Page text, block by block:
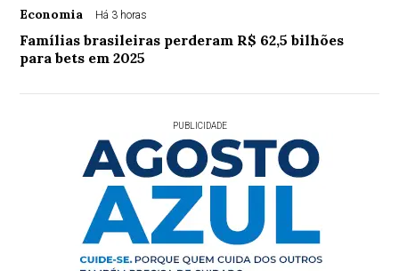
Economia Há 3 horas
Famílias brasileiras perderam R$ 62,5 bilhões
para bets em 2025
PUBLICIDADE